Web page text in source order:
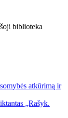
biblioteka
atkūrimą ir
„Rašyk.